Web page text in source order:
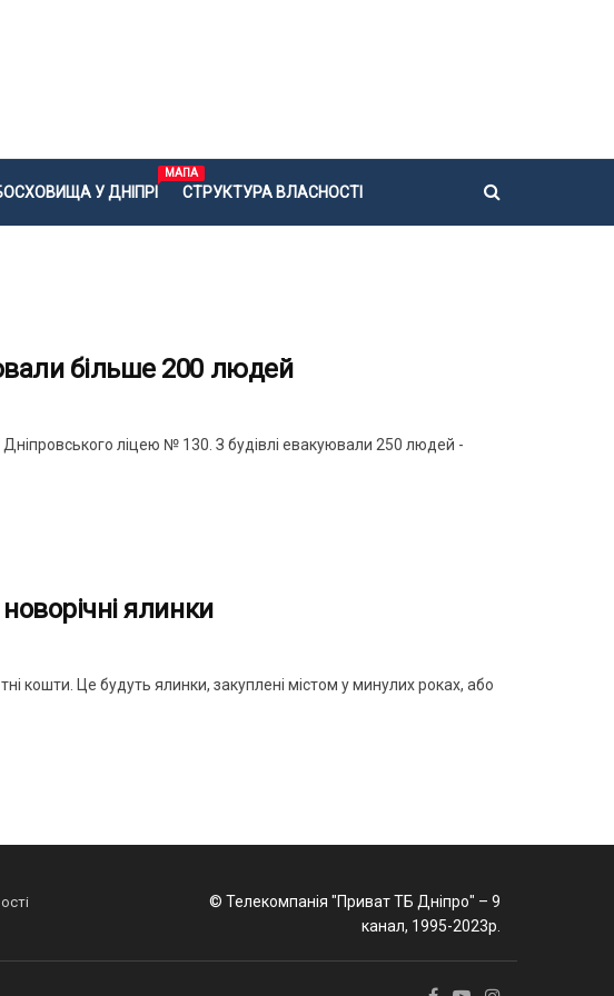
У ДНІПРІ
МАПА
СТРУКТУРА ВЛАСНОСТІ
більше 200 людей
ліцею № 130. З будівлі евакуювали 250 людей -
ялинки
кошти. Це будуть ялинки, закуплені містом у минулих роках, або
© Телекомпанія "Приват ТБ Дніпро" – 9
канал, 1995-2023р.